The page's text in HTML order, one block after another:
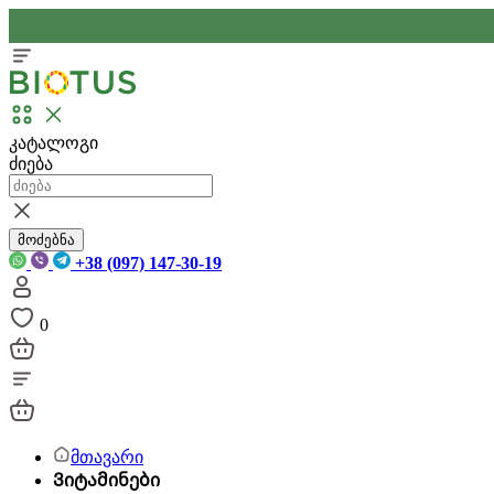
კატალოგი
ძიება
მოძებნა
+38 (097) 147-30-19
0
მთავარი
Ვიტამინები